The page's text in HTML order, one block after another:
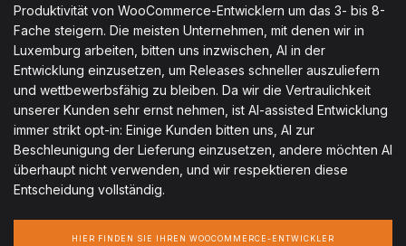
Produktivität von WooCommerce-Entwicklern um das 3- bis 8-
Fache steigern. Die meisten Unternehmen, mit denen wir in
Luxemburg arbeiten, bitten uns inzwischen, AI in der
Entwicklung einzusetzen, um Releases schneller auszuliefern
und wettbewerbsfähig zu bleiben. Da wir die Vertraulichkeit
unserer Kunden sehr ernst nehmen, ist AI-assisted Entwicklung
immer strikt opt-in: Einige Kunden bitten uns, AI zur
Beschleunigung der Lieferung einzusetzen, andere möchten AI
überhaupt nicht verwenden, und wir respektieren diese
Entscheidung vollständig.
HIER FINDEN SIE IHREN WOOCOMMERCE-ENTWICKLER